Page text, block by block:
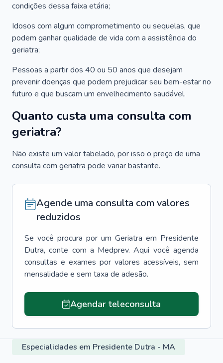
condições dessa faixa etária;
Idosos com algum comprometimento ou sequelas, que
podem ganhar qualidade de vida com a assistência do
geriatra;
Pessoas a partir dos 40 ou 50 anos que desejam
prevenir doenças que podem prejudicar seu bem-estar no
futuro e que buscam um envelhecimento saudável.
Quanto custa uma consulta com
geriatra?
Não existe um valor tabelado, por isso o preço de uma
consulta com geriatra pode variar bastante.
Agende uma consulta com valores
reduzidos
Se você procura por um Geriatra em Presidente
Dutra, conte com a Medprev. Aqui você agenda
consultas e exames por valores acessíveis, sem
mensalidade e sem taxa de adesão.
Agendar teleconsulta
Especialidades em Presidente Dutra - MA